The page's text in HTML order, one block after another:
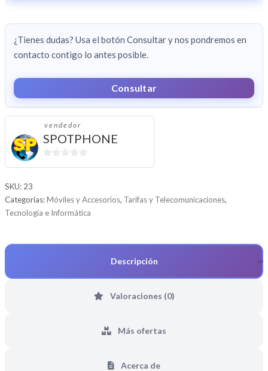
LLAMADAS
ILIMITADAS
GB
40
€36
CANTIDAD
¿Tienes dudas? Usa el botón Consultar y nos pondremos en
contacto contigo lo antes posible.
Consultar
vendedor
SPOTPHONE
5
SKU: 23
Categorías:Móviles y Accesorios, Tarifas y Telecomunicaciones,
Tecnología e Informática
Descripción
Valoraciones (0)
Más ofertas
Acerca de